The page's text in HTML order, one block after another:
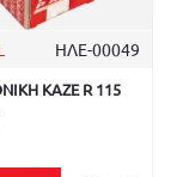
ΗΛΕ-00049
KAZE R 115